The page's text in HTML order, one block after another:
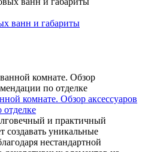
ванн и габариты
комнате. Обзор аксессуаров
и практичный
создавать уникальные
нестандартной